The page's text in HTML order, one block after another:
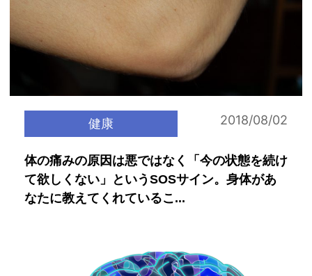
健康 2018/08/02
体の痛みの原因は悪ではなく「今の状態を続け
て欲しくない」というSOSサイン。身体があ
なたに教えてくれているこ...